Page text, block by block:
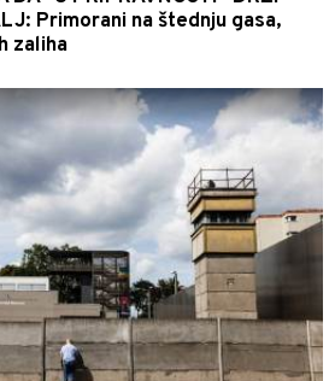
Primorani na štednju gasa,
zaliha